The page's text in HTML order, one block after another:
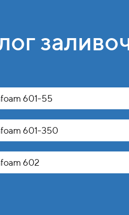
601-55
601-350
602